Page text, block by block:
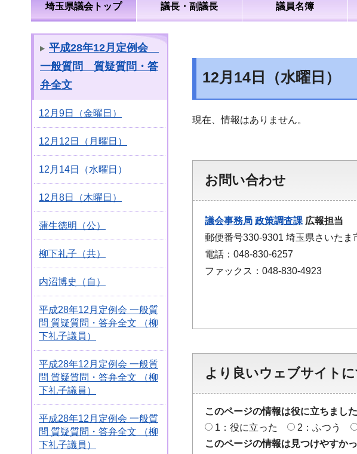
埼玉県議会トップ 議長・副議長 議員名簿
平成28年12月定例会
一般質問 質疑質問・答
弁全文
12月9日（金曜日）
12月12日（月曜日）
12月14日（水曜日）
12月8日（木曜日）
蒲生徳明（公）
柳下礼子（共）
内沼博史（自）
平成28年12月定例会 一般質
問 質疑質問・答弁全文 （柳
下礼子議員）
平成28年12月定例会 一般質
問 質疑質問・答弁全文 （柳
下礼子議員）
平成28年12月定例会 一般質
問 質疑質問・答弁全文 （柳
下礼子議員）
12月14日（水曜日）
現在、情報はありません。
お問い合わせ
議会事務局 政策調査課 広報担当
郵便番号330-9301 埼玉県さいた
電話：048-830-6257
ファックス：048-830-4923
より良いウェブサイト
このページの情報は役に立ちまし
1：役に立った
2：ふつう
このページの情報は見つけやすか